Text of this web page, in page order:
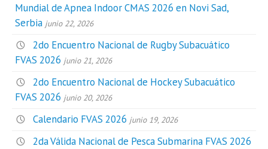
Mundial de Apnea Indoor CMAS 2026 en Novi Sad,
Serbia junio 22, 2026
2do Encuentro Nacional de Rugby Subacuático
FVAS 2026 junio 21, 2026
2do Encuentro Nacional de Hockey Subacuático
FVAS 2026 junio 20, 2026
Calendario FVAS 2026 junio 19, 2026
2da Válida Nacional de Pesca Submarina FVAS 2026